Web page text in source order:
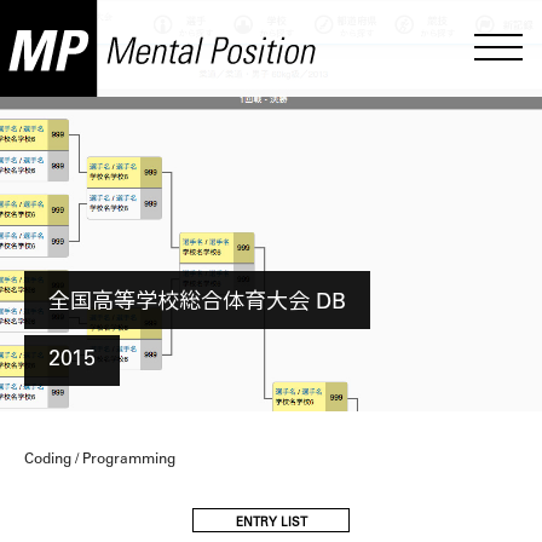
全国高等学校総合体育大会 DB
2015
Coding / Programming
ENTRY LIST